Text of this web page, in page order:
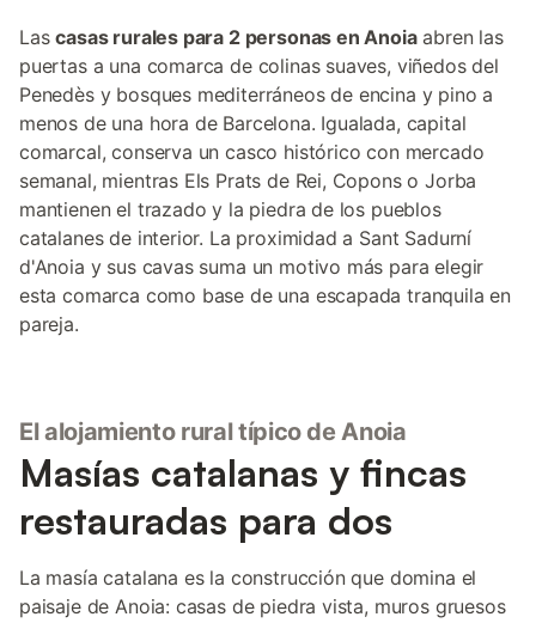
Lascasas rurales para 2 personas en Anoiaabren las
puertas a una comarca de colinas suaves, viñedos del
Penedès y bosques mediterráneos de encina y pino a
menos de una hora de Barcelona. Igualada, capital
comarcal, conserva un casco histórico con mercado
semanal, mientras Els Prats de Rei, Copons o Jorba
mantienen el trazado y la piedra de los pueblos
catalanes de interior. La proximidad a Sant Sadurní
d'Anoia y sus cavas suma un motivo más para elegir
esta comarca como base de una escapada tranquila en
pareja.
El alojamiento rural típico de Anoia
Masías catalanas y fincas
restauradas para dos
La masía catalana es la construcción que domina el
paisaje de Anoia: casas de piedra vista, muros gruesos